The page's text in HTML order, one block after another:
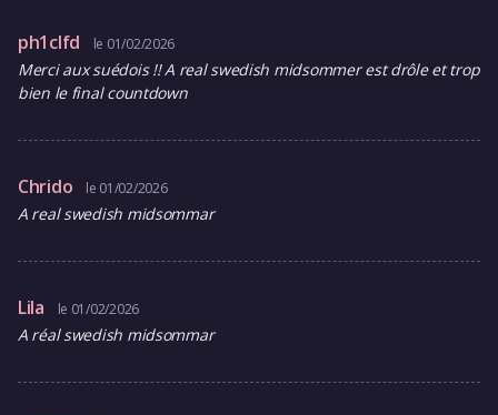
ph1clfd le 01/02/2026
Merci aux suédois !! A real swedish midsommer est drôle et trop
bien le final countdown
Chrido le 01/02/2026
A real swedish midsommar
Lila le 01/02/2026
A réal swedish midsommar